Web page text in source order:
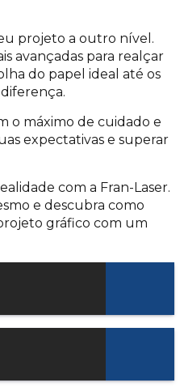
projeto a outro nível.
avançadas para realçar
do papel ideal até os
o máximo de cuidado e
expectativas e superar
com a Fran-Laser.
e descubra como
gráfico com um